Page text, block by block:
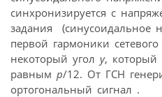
синхронизируется с
задания
(синусоидальное
первой гармоники
некоторый угол y, который
равным p/12. От ГСН
ортогональный сигнал .